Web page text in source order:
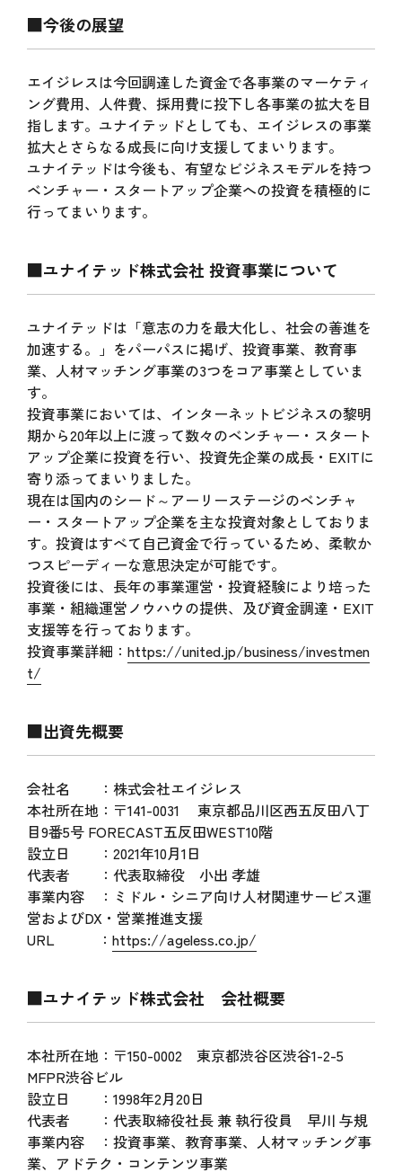
■今後の展望
エイジレスは今回調達した資金で各事業のマーケティ
ング費用、人件費、採用費に投下し各事業の拡大を目
指します。ユナイテッドとしても、エイジレスの事業
拡大とさらなる成長に向け支援してまいります。
ユナイテッドは今後も、有望なビジネスモデルを持つ
ベンチャー・スタートアップ企業への投資を積極的に
行ってまいります。
■ユナイテッド株式会社 投資事業について
ユナイテッドは「意志の力を最大化し、社会の善進を
加速する。」をパーパスに掲げ、投資事業、教育事
業、人材マッチング事業の3つをコア事業としていま
す。
投資事業においては、インターネットビジネスの黎明
期から20年以上に渡って数々のベンチャー・スタート
アップ企業に投資を行い、投資先企業の成長・EXITに
寄り添ってまいりました。
現在は国内のシード～アーリーステージのベンチャ
ー・スタートアップ企業を主な投資対象としておりま
す。投資はすべて自己資金で行っているため、柔軟か
つスピーディーな意思決定が可能です。
投資後には、長年の事業運営・投資経験により培った
事業・組織運営ノウハウの提供、及び資金調達・EXIT
支援等を行っております。
投資事業詳細： https://united.jp/business/investmen
t/
■出資先概要
会社名 ：株式会社エイジレス
本社所在地：〒141-0031 東京都品川区西五反田八丁
目9番5号 FORECAST五反田WEST10階
設立日 ：2021年10月1日
代表者 ：代表取締役 小出 孝雄
事業内容 ：ミドル・シニア向け人材関連サービス運
営およびDX・営業推進支援
URL ： https://ageless.co.jp/
■ユナイテッド株式会社 会社概要
本社所在地：〒150-0002 東京都渋谷区渋谷1-2-5
MFPR渋谷ビル
設立日 ：1998年2月20日
代表者 ：代表取締役社長 兼 執行役員 早川 与規
事業内容 ：投資事業、教育事業、人材マッチング事
業、アドテク・コンテンツ事業